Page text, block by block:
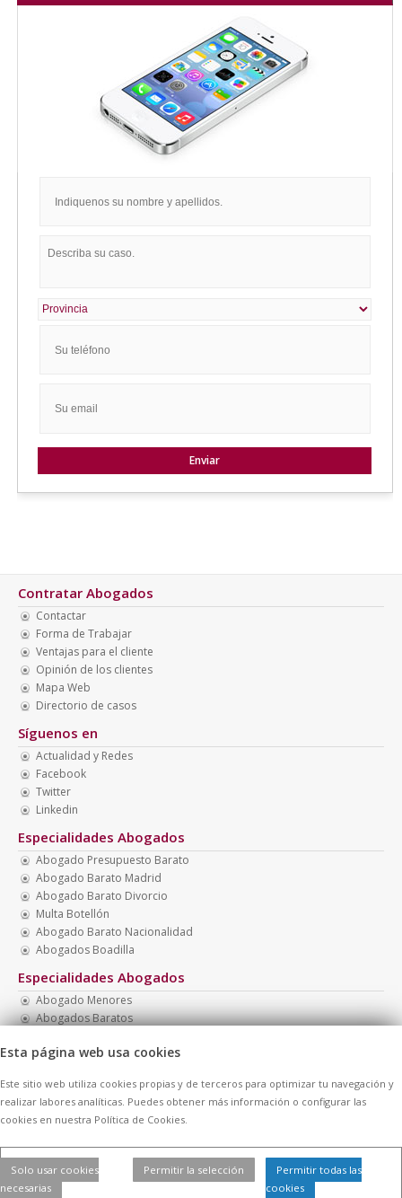
Contratar Abogados
Contactar
Forma de Trabajar
Ventajas para el cliente
Opinión de los clientes
Mapa Web
Directorio de casos
Síguenos en
Actualidad y Redes
Facebook
Twitter
Linkedin
Especialidades Abogados
Abogado Presupuesto Barato
Abogado Barato Madrid
Abogado Barato Divorcio
Multa Botellón
Abogado Barato Nacionalidad
Abogados Boadilla
Especialidades Abogados
Abogado Menores
Abogados Baratos
Abogado Presupuesto Económico
Multa Drogotest
Contratar Abogados. | Aviso Legal Cookies| Todos los
derechos reservados
Esta página web usa cookies
Este sitio web utiliza cookies propias y de terceros para optimizar tu navegación y
realizar labores analíticas. Puedes obtener más información o configurar las
cookies en nuestra Política de Cookies.
Solo usar cookies
necesarias
Permitir la selección
Permitir todas las
cookies